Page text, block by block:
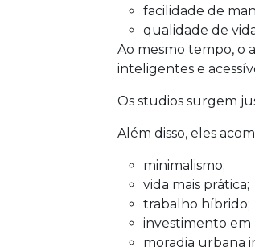
facilidade de
qualidade de
Ao mesmo tempo, o
inteligentes e
Os studios surgem
Além disso, eles
minimalismo;
vida mais prática;
trabalho híbrido;
investimento em
moradia urbana